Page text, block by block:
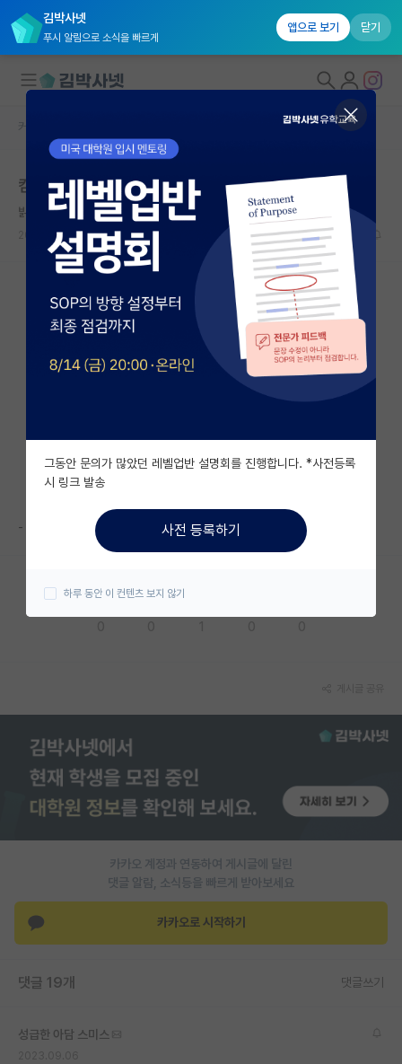
김박사넷
푸시 알림으로 소식을 빠르게
앱으로 보기 닫기
대학원생 모집
국내대학원 정보
연구실&오픈랩
커뮤니티
커뮤니티 홈
전체글보기
베스트 게시판
자유 게시판(아무개랩)
미국 유학 게시판
미국 대학원 합격 후기 게시판
대학원생 모집 게시판
연구실(PI) 홍보 게시판
취업 게시판
임용 후기 게시판
인문사회 계열 게시판
특수/전문대학원 게시판
반도체/AI 게시판
장학금/장학생 게시판
커뮤니티 홈
컴비전 석사생 논문실적 이정도면 어떤가요?
밝은 한나 아렌트
2023.09.06 19 4276
-
카카오 계정과 연동하여 게시글에 달린
댓글 알람, 소식등을 빠르게 받아보세요
카카오로 시작하기
댓글 19개 댓글쓰기
성급한 아담 스미스
그동안 문의가 많았던 레벨업반 설명회를 진행합니다. *사전등록
시 링크 발송
사전 등록하기
하루 동안 이 컨텐츠 보지 않기